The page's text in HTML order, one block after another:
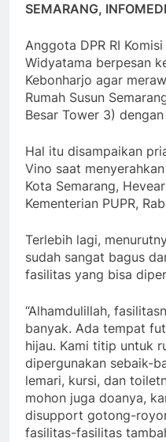
SEMARANG,
Anggota DPR RI
Widyatama berpesan
Kebonharjo agar
Rumah Susun
Besar Tower 3)
Hal itu disampaikan
Vino saat
Kota Semarang,
Kementerian PUPR,
Terlebih lagi,
sudah sangat bagus
fasilitas yang bisa
“Alhamdulillah,
banyak. Ada tempat
hijau. Kami titip untuk
dipergunakan sebaik-
lemari, kursi, dan
mohon juga doanya,
disupport gotong-
fasilitas-fasilitas